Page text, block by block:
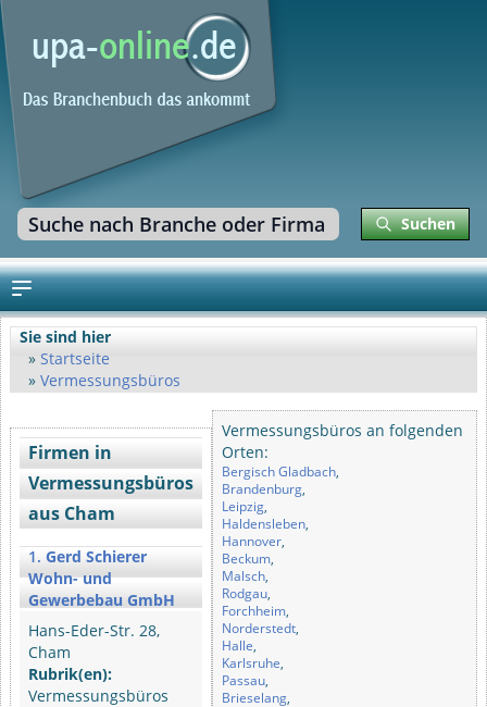
Suchen
Sie sind hier
Startseite
Vermessungsbüros
Firmen in
Vermessungsbüros
aus Cham
1. Gerd Schierer
Wohn- und
Gewerbebau GmbH
Hans-Eder-Str. 28,
Cham
Rubrik(en):
Vermessungsbüros
Vermessungsbüros an folgenden
Orten:
Bergisch Gladbach,
Brandenburg,
Leipzig,
Haldensleben,
Hannover,
Beckum,
Malsch,
Rodgau,
Forchheim,
Norderstedt,
Halle,
Karlsruhe,
Passau,
Brieselang,